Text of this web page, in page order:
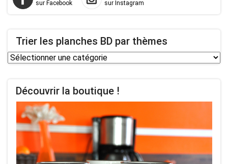
sur Facebook sur Instagram
Trier les planches BD par thèmes
Trier
BD
thèmes
Découvrir la boutique !